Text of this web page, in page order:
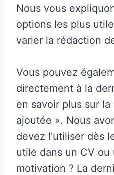
Nous vous
options les plus
varier la rédaction
Vous pouvez
directement à la
en savoir plus sur
ajoutée ». Nous
devez l'utiliser dès
utile dans un CV
motivation ? La